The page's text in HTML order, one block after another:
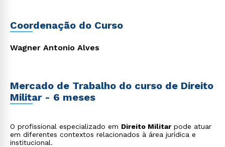
Coordenação do Curso
Wagner Antonio Alves
Mercado de Trabalho do curso de Direito
Militar - 6 meses
O profissional especializado em Direito Militar pode atuar
em diferentes contextos relacionados à área jurídica e
institucional.